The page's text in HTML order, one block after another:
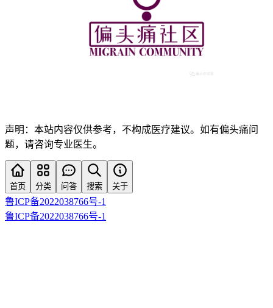
声明：本站内容仅供参考，不构成医疗建议。如有偏头痛问
题，请咨询专业医生。
首页 分类 问答 搜索 关于
鲁ICP备2022038766号-1
鲁ICP备2022038766号-1